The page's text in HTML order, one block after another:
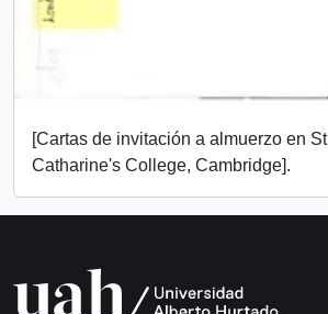
[Cartas de invitación a almuerzo en St
Catharine's College, Cambridge].